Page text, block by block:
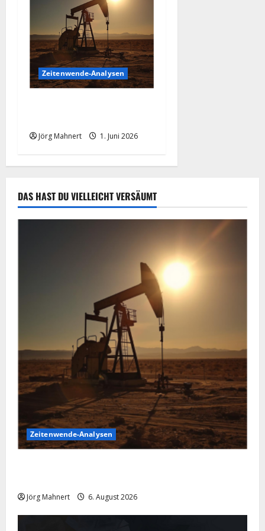
Zeitenwende-Analysen
Jörg Mahnert 1. Juni 2026
DAS HAST DU VIELLEICHT VERSÄUMT
Zeitenwende-Analysen
Jörg Mahnert 6. August 2026